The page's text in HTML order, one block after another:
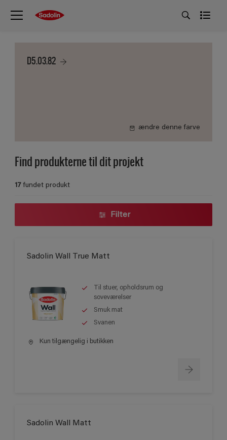
D5.03.82
ændre denne farve
Find produkterne til dit projekt
17fundet produkt
Filter
Sadolin Wall True Matt
Til stuer, opholdsrum og
soveværelser
Smuk mat
Svanen
Kun tilgængelig i butikken
Sadolin Wall Matt